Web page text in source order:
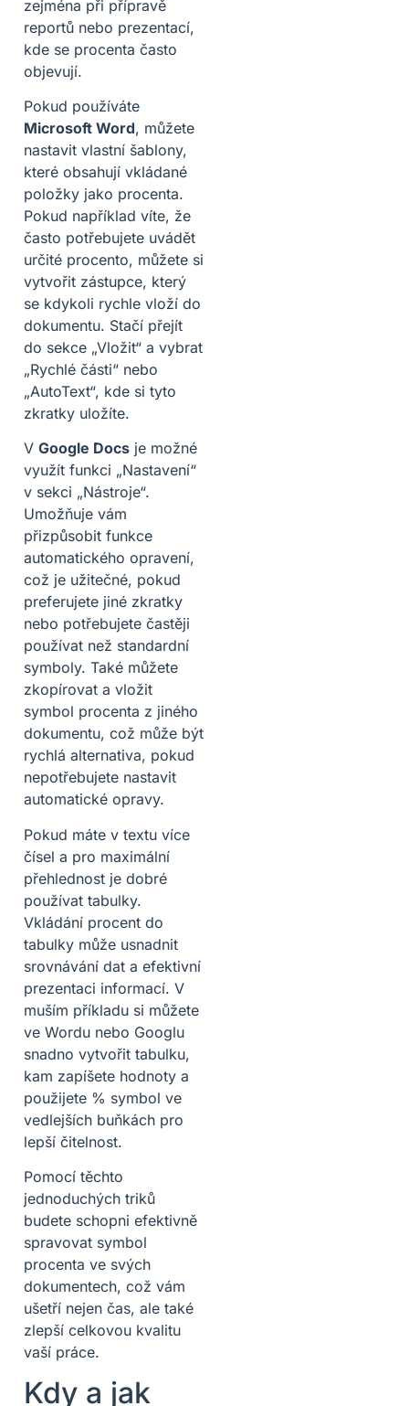
zejména při přípravě
reportů nebo prezentací,
kde se procenta často
objevují.
Pokud používáte
Microsoft Word, můžete
nastavit vlastní šablony,
které obsahují vkládané
položky jako procenta.
Pokud například víte, že
často potřebujete uvádět
určité procento, můžete si
vytvořit zástupce, který
se kdykoli rychle vloží do
dokumentu. Stačí přejít
do sekce „Vložit“ a vybrat
„Rychlé části“ nebo
„AutoText“, kde si tyto
zkratky uložíte.
V Google Docs je možné
využít funkci „Nastavení“
v sekci „Nástroje“.
Umožňuje vám
přizpůsobit funkce
automatického opravení,
což je užitečné, pokud
preferujete jiné zkratky
nebo potřebujete častěji
používat než standardní
symboly. Také můžete
zkopírovat a vložit
symbol procenta z jiného
dokumentu, což může být
rychlá alternativa, pokud
nepotřebujete nastavit
automatické opravy.
Pokud máte v textu více
čísel a pro maximální
přehlednost je dobré
používat tabulky.
Vkládání procent do
tabulky může usnadnit
srovnávání dat a efektivní
prezentaci informací. V
muším příkladu si můžete
ve Wordu nebo Googlu
snadno vytvořit tabulku,
kam zapíšete hodnoty a
použijete % symbol ve
vedlejších buňkách pro
lepší čitelnost.
Pomocí těchto
jednoduchých triků
budete schopni efektivně
spravovat symbol
procenta ve svých
dokumentech, což vám
ušetří nejen čas, ale také
zlepší celkovou kvalitu
vaší práce.
Kdy a jak